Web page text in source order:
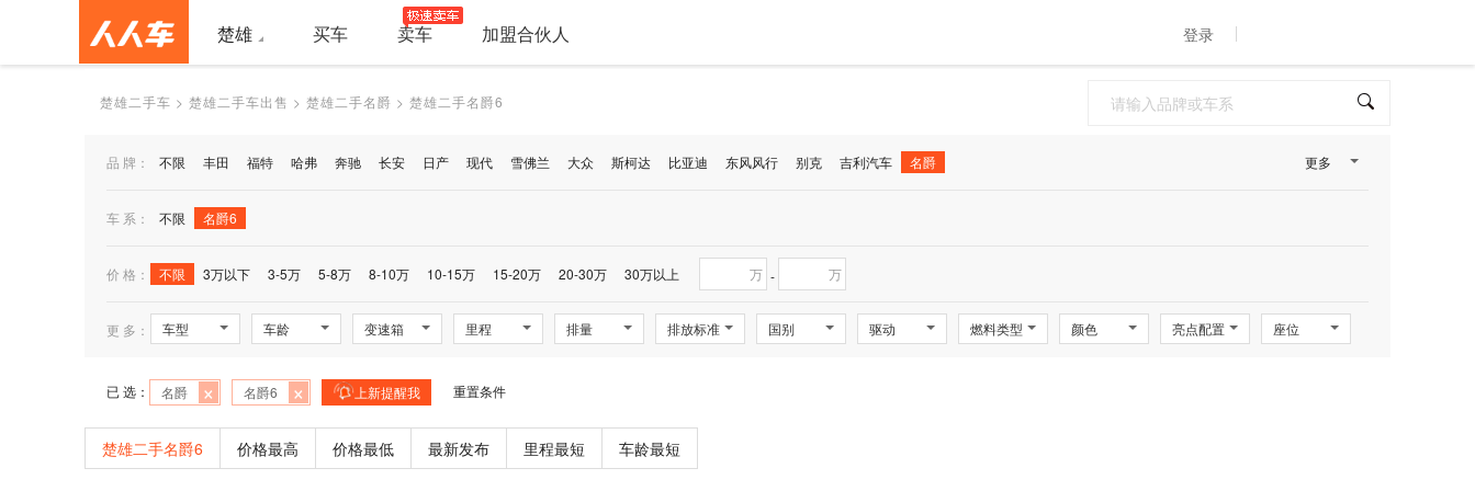
楚雄 买车 卖车 加盟合伙人 登录
楚雄二手车 > 楚雄二手车出售 > 楚雄二手名爵 > 楚雄二手名爵6
品 牌： 不限 丰田 福特 哈弗 奔驰 长安 日产 现代 雪佛兰 大众 斯柯达 比亚迪 东风风行 别克 吉利汽车 名爵 更多
车 系： 不限 名爵6
价 格： 不限 3万以下 3-5万 5-8万 8-10万 10-15万 15-20万 20-30万 30万以上 万 - 万
更 多： 车型 车龄 变速箱 里程 排量 排放标准 国别 驱动 燃料类型 颜色 亮点配置 座位
已 选： 名爵 × 名爵6 × 上新提醒我 重置条件
楚雄二手名爵6 价格最高 价格最低 最新发布 里程最短 车龄最短